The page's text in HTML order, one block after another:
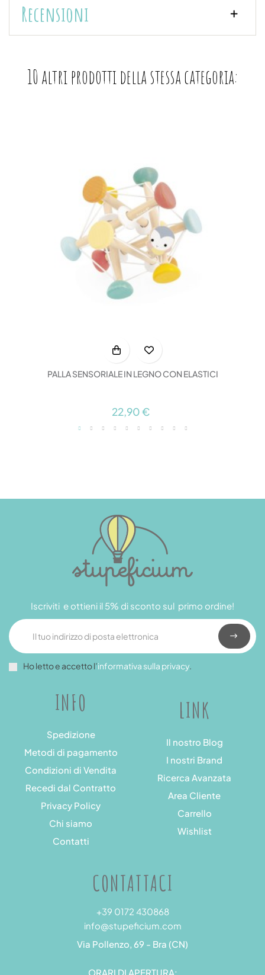
Recensioni
10 altri prodotti della stessa categoria:
PALLA SENSORIALE IN LEGNO CON ELASTICI
22,90 €
INFO
Spedizione
Metodi di pagamento
Condizioni di Vendita
Recedi dal Contratto
Privacy Policy
Chi siamo
Contatti
LINK
Il nostro Blog
I nostri Brand
Ricerca Avanzata
Area Cliente
Carrello
Wishlist
Iscriviti e ottieni il 5% di sconto sul primo ordine!
Ho letto e accetto l’informativa sulla privacy.
CONTATTACI
+39 0172 430868
info@stupeficium.com
Via Pollenzo, 69 - Bra (CN)
ORARI DI APERTURA: